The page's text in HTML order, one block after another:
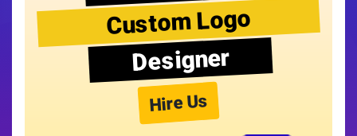
Custom Logo
Designer
Hire Us